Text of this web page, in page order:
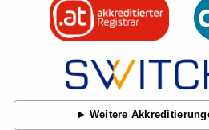
Weitere